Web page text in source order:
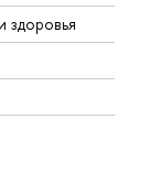
здоровья